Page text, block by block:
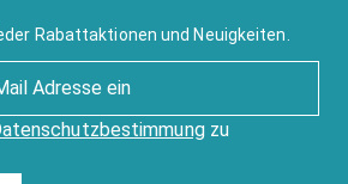
Rabattaktionen und Neuigkeiten.
zu